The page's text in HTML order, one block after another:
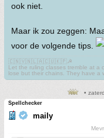
ook niet.
Maar ik zou zeggen:
voor de volgende tips.
🇨🇳🇻🇳🇱🇦🇨🇺🇰🇵☭
Let the ruling classes tremble at a
lose but their chains. They have a
•
Spellchecker
maily